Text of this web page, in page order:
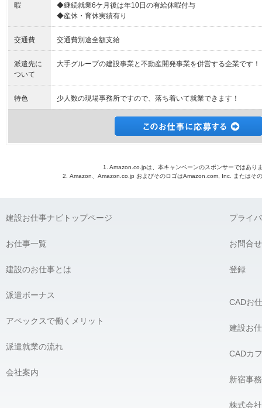
暇
◆継続就業6ケ月後は年10日の有給休暇付与
◆産休・育休実績有り
交通費 交通費別途全額支給
派遣先に
ついて
大手グループの建設事業と不動産開発事業を併営する企業です！
特色 少人数の現場事務所ですので、落ち着いて就業できます！
1. Amazon.co.jpは、本キャンペーンのスポンサーではあり
2. Amazon、Amazon.co.jp およびそのロゴはAmazon.com, Inc. またはそ
建設お仕事ナビトップページ
お仕事一覧
建設のお仕事とは
派遣ボーナス
アペックスで働くメリット
派遣就業の流れ
会社案内
プライ
お問合せ
登録
CADお
建設お
CADカ
新宿事
株式会